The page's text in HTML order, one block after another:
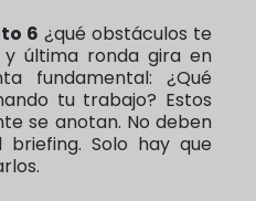
6 ¿qué obstáculos te
última ronda gira en
fundamental: ¿Qué
tu trabajo? Estos
se anotan. No deben
Solo hay que